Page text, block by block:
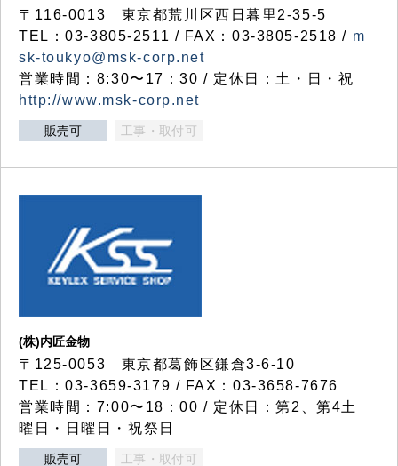
〒116-0013 東京都荒川区西日暮里2-35-5
TEL：03-3805-2511 / FAX：03-3805-2518 / m
sk-toukyo@msk-corp.net
営業時間：8:30〜17：30 / 定休日：土・日・祝
http://www.msk-corp.net
販売可 工事・取付可
(株)内匠金物
〒125-0053 東京都葛飾区鎌倉3-6-10
TEL：03-3659-3179 / FAX：03-3658-7676
営業時間：7:00〜18：00 / 定休日：第2、第4土
曜日・日曜日・祝祭日
販売可 工事・取付可